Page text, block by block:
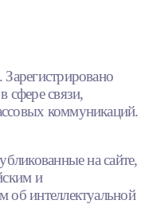
сфере связи,
коммуникаций.
на сайте,
и
об интеллектуальной